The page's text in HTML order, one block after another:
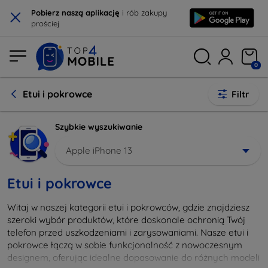
× Pobierz naszą aplikację i rób zakupy
prościej
0
Etui i pokrowce Filtr
Szybkie wyszukiwanie
Apple iPhone 13
Etui i pokrowce
Witaj w naszej kategorii etui i pokrowców, gdzie znajdziesz
szeroki wybór produktów, które doskonale ochronią Twój
telefon przed uszkodzeniami i zarysowaniami. Nasze etui i
pokrowce łączą w sobie funkcjonalność z nowoczesnym
designem, oferując idealne dopasowanie do różnych modeli